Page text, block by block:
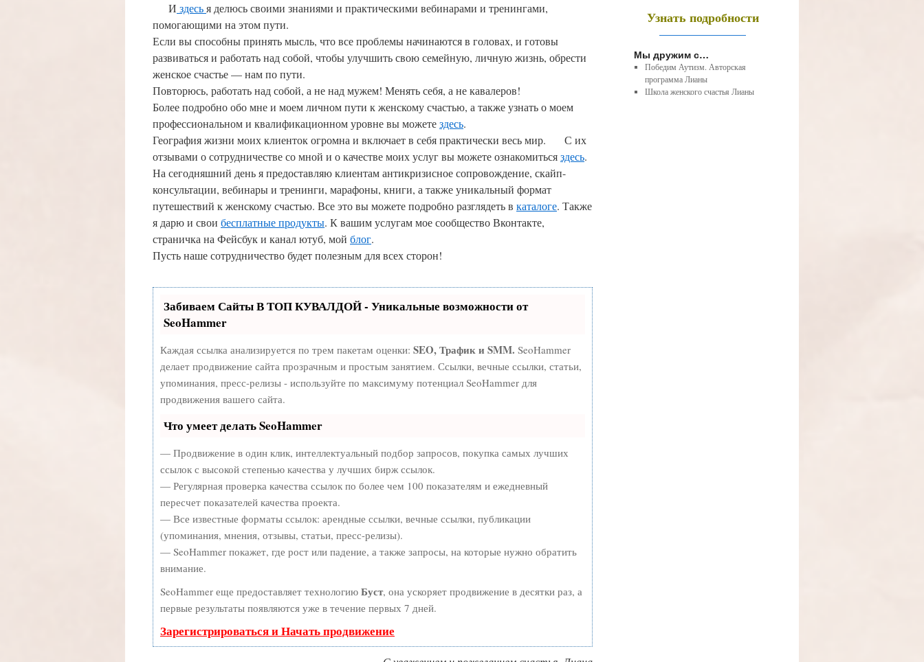
И здесья делюсь своими знаниями и практическими вебинарами и тренингами,
помогающими на этом пути.
Если вы способны принять мысль, что все проблемы начинаются в головах, и готовы
развиваться и работать над собой, чтобы улучшить свою семейную, личную жизнь, обрести
женское счастье — нам по пути.
Повторюсь, работать над собой, а не над мужем! Менять себя, а не кавалеров!
Более подробно обо мне и моем личном пути к женскому счастью, а также узнать о моем
профессиональном и квалификационном уровне вы можетездесь.
География жизни моих клиенток огромна и включает в себя практически весь мир. С их
отзывами о сотрудничестве со мной и о качестве моих услуг вы можете ознакомитьсяздесь.
На сегодняшний день я предоставляю клиентам антикризисное сопровождение, скайп-
консультации, вебинары и тренинги, марафоны, книги, а также уникальный формат
путешествий к женскому счастью. Все это вы можете подробно разглядеть в каталоге. Также
я дарю и свои бесплатные продукты. К вашим услугам мое сообщество Вконтакте,
страничка на Фейсбук и канал ютуб, мой блог.
Пусть наше сотрудничество будет полезным для всех сторон!
Забиваем Сайты В ТОП КУВАЛДОЙ - Уникальные возможности от
SeoHammer
Каждая ссылка анализируется по трем пакетам оценки: SEO, Трафик и SMM. SeoHammer
делает продвижение сайта прозрачным и простым занятием. Ссылки, вечные ссылки, статьи,
упоминания, пресс-релизы - используйте по максимуму потенциал SeoHammer для
продвижения вашего сайта.
Что умеет делать SeoHammer
— Продвижение в один клик, интеллектуальный подбор запросов, покупка самых лучших
ссылок с высокой степенью качества у лучших бирж ссылок.
— Регулярная проверка качества ссылок по более чем 100 показателям и ежедневный
пересчет показателей качества проекта.
— Все известные форматы ссылок: арендные ссылки, вечные ссылки, публикации
(упоминания, мнения, отзывы, статьи, пресс-релизы).
— SeoHammer покажет, где рост или падение, а также запросы, на которые нужно обратить
внимание.
SeoHammer еще предоставляет технологию Буст, она ускоряет продвижение в десятки раз, а
первые результаты появляются уже в течение первых 7 дней.
Зарегистрироваться и Начать продвижение
Узнать подробности
______________
Мы дружим с…
Победим Аутизм. Авторская
программа Лианы
Школа женского счастья Лианы